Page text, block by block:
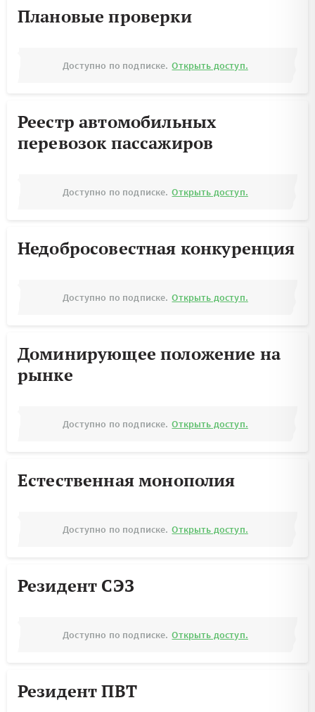
Плановые проверки
Доступно по подписке. Открыть доступ.
Реестр автомобильных
перевозок пассажиров
Доступно по подписке. Открыть доступ.
Недобросовестная конкуренция
Доступно по подписке. Открыть доступ.
Доминирующее положение на
рынке
Доступно по подписке. Открыть доступ.
Естественная монополия
Доступно по подписке. Открыть доступ.
Резидент СЭЗ
Доступно по подписке. Открыть доступ.
Резидент ПВТ